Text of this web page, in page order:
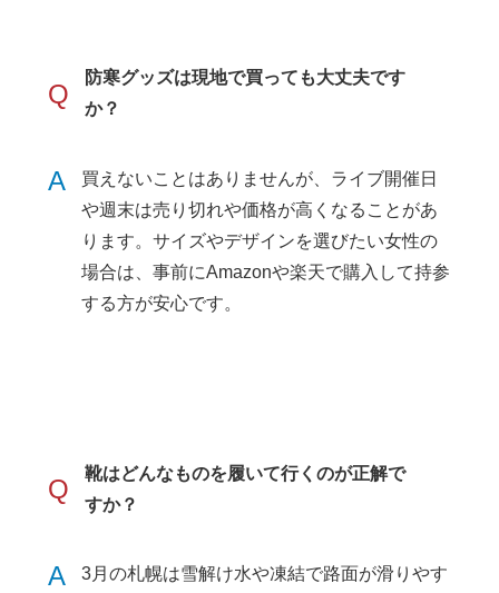
Q
防寒グッズは現地で買っても大丈夫です
か？
A
買えないことはありませんが、ライブ開催日
や週末は売り切れや価格が高くなることがあ
ります。サイズやデザインを選びたい女性の
場合は、事前にAmazonや楽天で購入して持参
する方が安心です。
Q
靴はどんなものを履いて行くのが正解で
すか？
A
3月の札幌は雪解け水や凍結で路面が滑りやす